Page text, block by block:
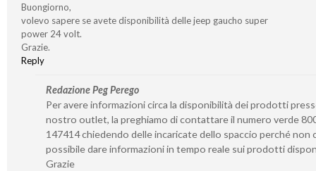
Buongiorno,
volevo sapere se avete disponibilità delle jeep gaucho super
power 24 volt.
Grazie.
Reply
Redazione Peg Perego
Per avere informazioni circa la disponibilità dei prodotti
nostro outlet, la preghiamo di contattare il numero verde
147414 chiedendo delle incaricate dello spaccio perché non
possibile dare informazioni in tempo reale sui prodotti
Grazie